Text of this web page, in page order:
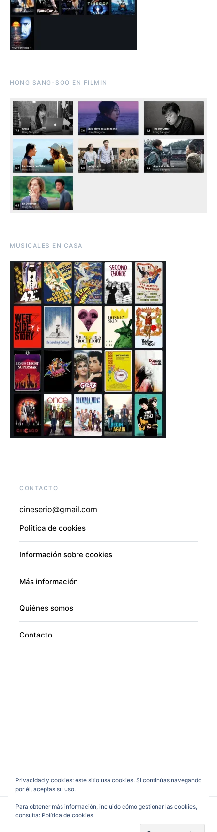
HONG SANG-SOO EN FILMIN
MUSICALES EN CASA
CONTACTO
cineserio@gmail.com
Política de cookies
Información sobre cookies
Más información
Quiénes somos
Contacto
Privacidad y cookies: este sitio usa cookies. Si continúas navegando
por él, aceptas su uso.
Para obtener más información, incluido cómo gestionar las cookies,
consulta: Política de cookies